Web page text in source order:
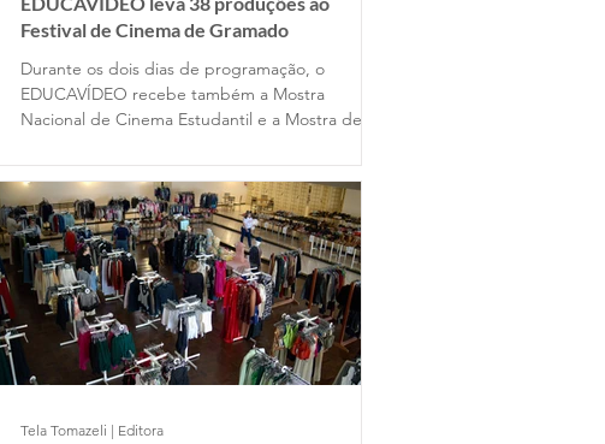
Festival de Cinema de Gramado
Durante os dois dias de programação, o
EDUCAVÍDEO recebe também a Mostra
Nacional de Cinema Estudantil e a Mostra de
diferentes estados do país ao lado dos
trabalhos dos alunos gramadenses.
Tela Tomazeli | Editora